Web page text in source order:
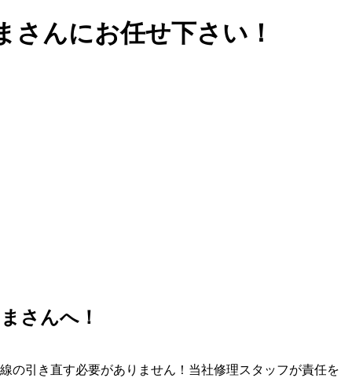
んにお任せ下さい！
さんへ！
の引き直す必要がありません！当社修理スタッフが責任を